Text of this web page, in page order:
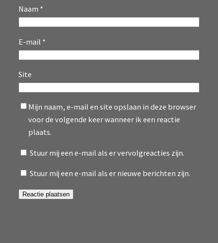
Naam *
E-mail *
Site
Mijn naam, e-mail en site opslaan in deze browser
voor de volgende keer wanneer ik een reactie
plaats.
Stuur mij een e-mail als er vervolgreacties zijn.
Stuur mij een e-mail als er nieuwe berichten zijn.